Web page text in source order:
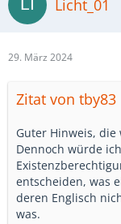
Licht_01
29. März 2024
Zitat von tby83
Guter Hinweis,
Dennoch würde
entscheiden, was
deren Englisch
was.